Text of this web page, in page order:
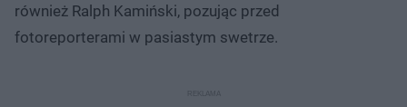
również Ralph Kamiński, pozując przed
fotoreporterami w pasiastym swetrze.